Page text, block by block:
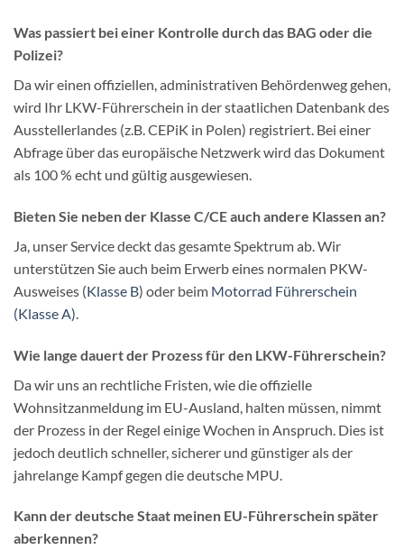
Was passiert bei einer Kontrolle durch das BAG oder die
Polizei?
Da wir einen offiziellen, administrativen Behördenweg gehen,
wird Ihr LKW-Führerschein in der staatlichen Datenbank des
Ausstellerlandes (z.B. CEPiK in Polen) registriert. Bei einer
Abfrage über das europäische Netzwerk wird das Dokument
als 100 % echt und gültig ausgewiesen.
Bieten Sie neben der Klasse C/CE auch andere Klassen an?
Ja, unser Service deckt das gesamte Spektrum ab. Wir
unterstützen Sie auch beim Erwerb eines normalen PKW-
Ausweises (Klasse B) oder beim Motorrad Führerschein
(Klasse A).
Wie lange dauert der Prozess für den LKW-Führerschein?
Da wir uns an rechtliche Fristen, wie die offizielle
Wohnsitzanmeldung im EU-Ausland, halten müssen, nimmt
der Prozess in der Regel einige Wochen in Anspruch. Dies ist
jedoch deutlich schneller, sicherer und günstiger als der
jahrelange Kampf gegen die deutsche MPU.
Kann der deutsche Staat meinen EU-Führerschein später
aberkennen?